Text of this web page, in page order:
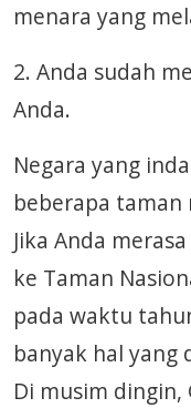
menara yang
2. Anda sudah
Anda.
Negara yang
beberapa taman
Jika Anda
ke Taman
pada waktu
banyak hal yang
Di musim